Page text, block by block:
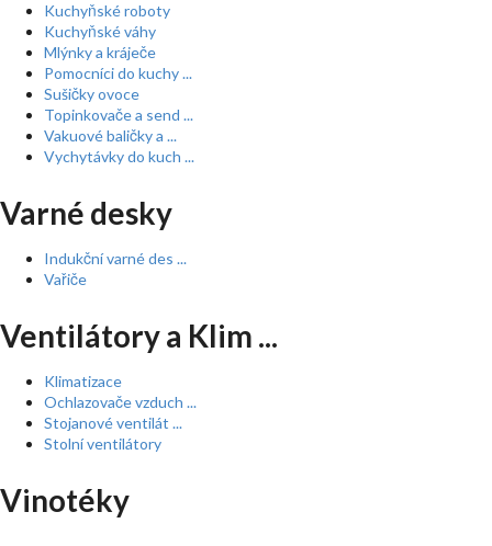
Kuchyňské roboty
Kuchyňské váhy
Mlýnky a kráječe
Pomocníci do kuchy ...
Sušičky ovoce
Topinkovače a send ...
Vakuové baličky a ...
Vychytávky do kuch ...
Varné desky
Indukční varné des ...
Vařiče
Ventilátory a Klim ...
Klimatizace
Ochlazovače vzduch ...
Stojanové ventilát ...
Stolní ventilátory
Vinotéky